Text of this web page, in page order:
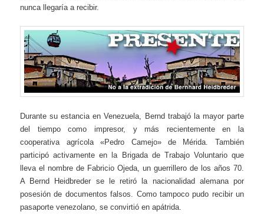
nunca llegaría a recibir.
Durante su estancia en Venezuela, Bernd trabajó la mayor parte
del tiempo como impresor, y más recientemente en la
cooperativa agrícola «Pedro Camejo» de Mérida. También
participó activamente en la Brigada de Trabajo Voluntario que
lleva el nombre de Fabricio Ojeda, un guerrillero de los años 70.
A Bernd Heidbreder se le retiró la nacionalidad alemana por
posesión de documentos falsos. Como tampoco pudo recibir un
pasaporte venezolano, se convirtió en apátrida.